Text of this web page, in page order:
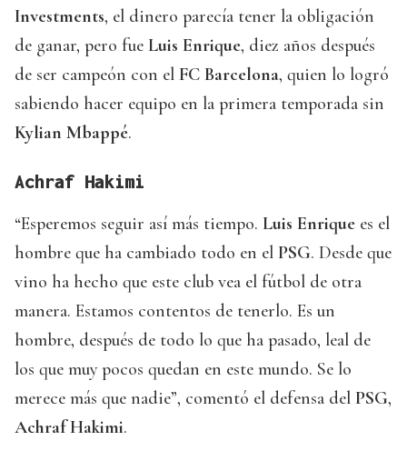
Investments, el dinero parecía tener la obligación
de ganar, pero fue Luis Enrique, diez años después
de ser campeón con el FC Barcelona, quien lo logró
sabiendo hacer equipo en la primera temporada sin
Kylian Mbappé.
Achraf Hakimi
“Esperemos seguir así más tiempo. Luis Enrique es el
hombre que ha cambiado todo en el PSG. Desde que
vino ha hecho que este club vea el fútbol de otra
manera. Estamos contentos de tenerlo. Es un
hombre, después de todo lo que ha pasado, leal de
los que muy pocos quedan en este mundo. Se lo
merece más que nadie”, comentó el defensa del PSG,
Achraf Hakimi.